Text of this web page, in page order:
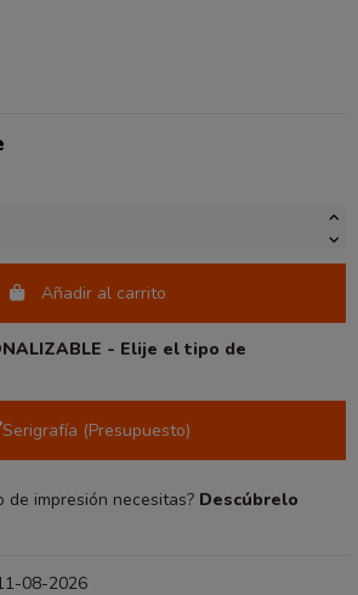
Añadir al carrito
- Elije el tipo de
Serigrafía (Presupuesto)
de impresión necesitas?Descúbrelo
08-2026